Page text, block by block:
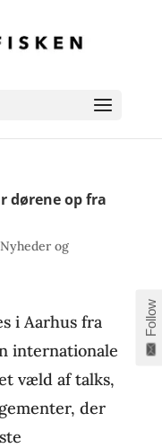
dørene op fra
Nyheder og
i Aarhus fra
internationale
væld af talks,
der
Follow